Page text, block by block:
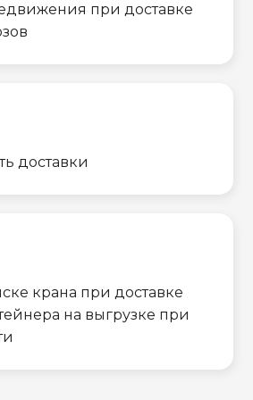
при доставке
доставки
крана при доставке
на выгрузке при